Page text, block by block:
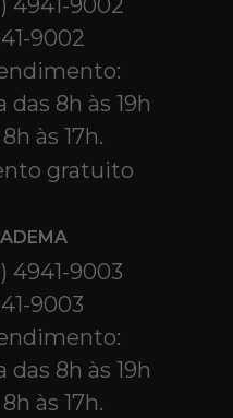
4941-9002
9002
das 8h às 19h
às 17h.
gratuito
4941-9003
9003
das 8h às 19h
às 17h.